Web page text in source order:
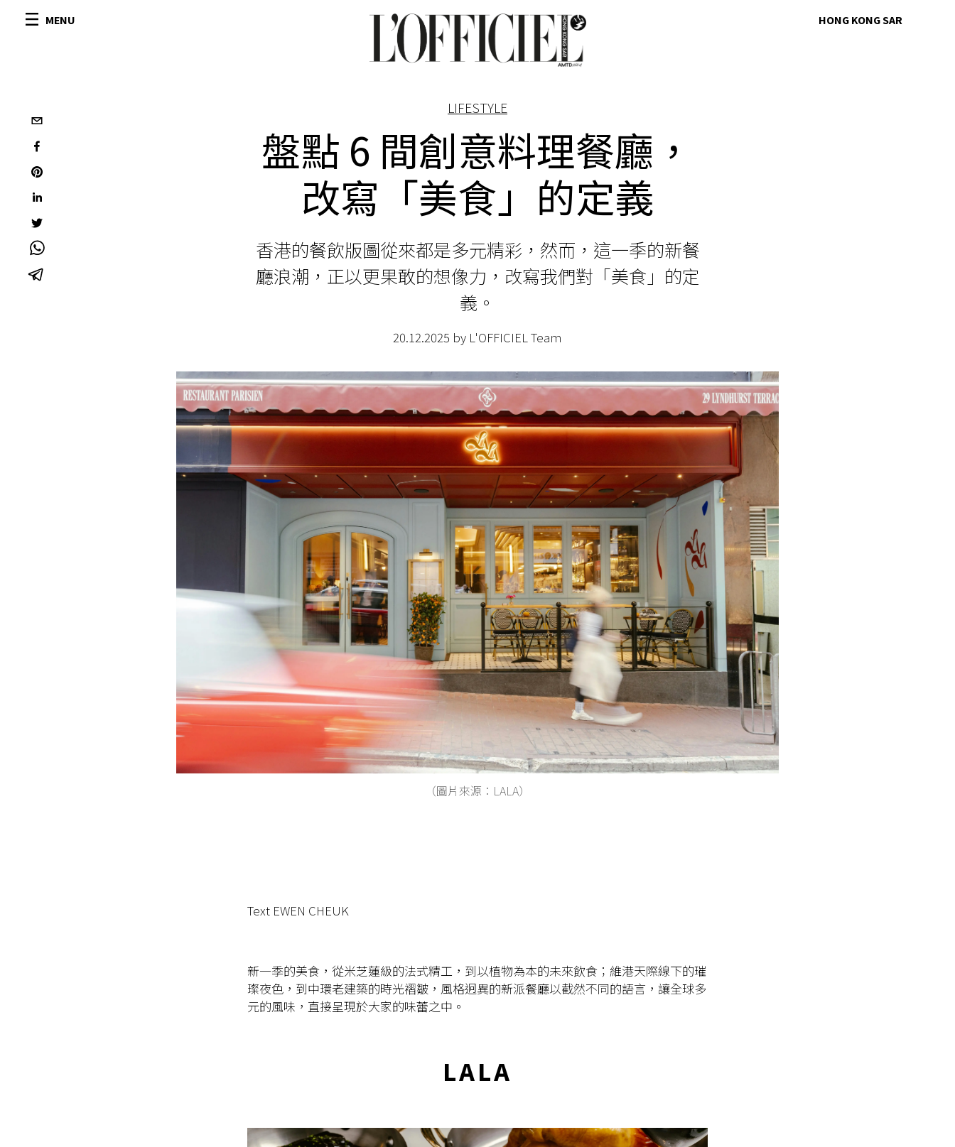
MENU HONG KONG SAR
LIFESTYLE
盤點 6 間創意料理餐廳，
改寫「美食」的定義
香港的餐飲版圖從來都是多元精彩，然而，這一季的新餐
廳浪潮，正以更果敢的想像力，改寫我們對「美食」的定
義。
20.12.2025 by L'OFFICIEL Team
（圖片來源：LALA）
Text EWEN CHEUK
新一季的美食，從米芝蓮級的法式精工，到以植物為本的未來飲食；維港天際線下的璀
璨夜色，到中環老建築的時光褶皺，風格迥異的新派餐廳以截然不同的語言，讓全球多
元的風味，直接呈現於大家的味蕾之中。
LALA